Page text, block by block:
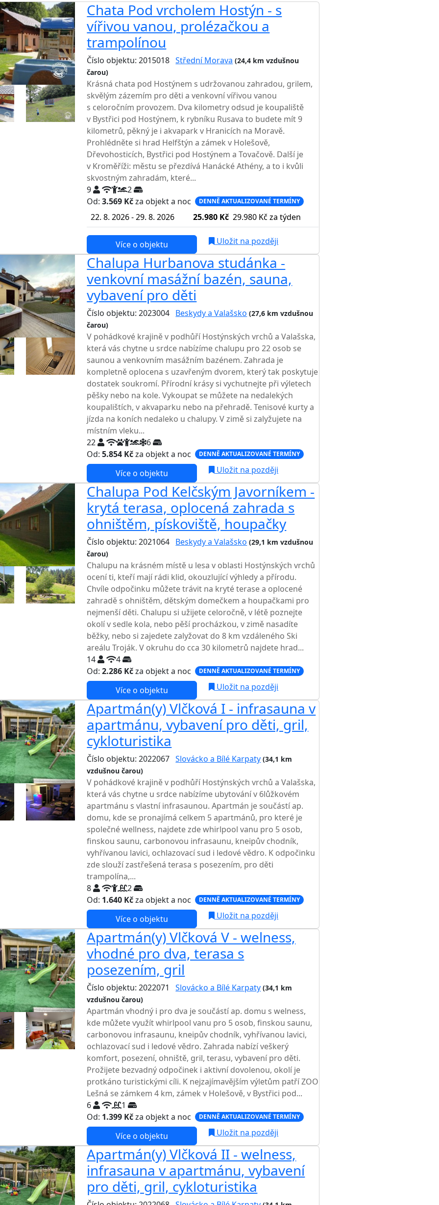
Chata Pod vrcholem Hostýn - s
vířivou vanou, prolézačkou a
trampolínou
Číslo objektu: 2015018 Střední Morava (24,4 km vzdušnou
čarou)
Krásná chata pod Hostýnem s udržovanou zahradou, grilem,
skvělým zázemím pro děti a venkovní vířivou vanou
s celoročním provozem. Dva kilometry odsud je koupaliště
v Bystřici pod Hostýnem, k rybníku Rusava to budete mít 9
kilometrů, pěkný je i akvapark v Hranicích na Moravě.
Prohlédněte si hrad Helfštýn a zámek v Holešově,
Dřevohosticích, Bystřici pod Hostýnem a Tovačově. Další je
v Kroměříži: městu se přezdívá Hanácké Athény, a to i kvůli
skvostným zahradám, které...
9
2
Od:3.569 Kčza objekt a noc DENNĚ AKTUALIZOVANÉ TERMÍNY
22. 8. 2026 - 29. 8. 2026 25.980 Kč 29.980 Kč za týden
Více o objektu Uložit na později
Chalupa Hurbanova studánka -
venkovní masážní bazén, sauna,
vybavení pro děti
Číslo objektu: 2023004 Beskydy a Valašsko (27,6 km vzdušnou
čarou)
V pohádkové krajině v podhůří Hostýnských vrchů a Valašska,
která vás chytne u srdce nabízíme chalupu pro 22 osob se
saunou a venkovním masážním bazénem. Zahrada je
kompletně oplocena s uzavřeným dvorem, který tak poskytuje
dostatek soukromí. Přírodní krásy si vychutnejte při výletech
pěšky nebo na kole. Vykoupat se můžete na nedalekých
koupalištích, v akvaparku nebo na přehradě. Tenisové kurty a
jízda na koních nedaleko u chalupy. V zimě si zalyžujete na
místním vleku...
22
6
Od:5.854 Kčza objekt a noc DENNĚ AKTUALIZOVANÉ TERMÍNY
Více o objektu Uložit na později
Chalupa Pod Kelčským Javorníkem -
krytá terasa, oplocená zahrada s
ohništěm, pískoviště, houpačky
Číslo objektu: 2021064 Beskydy a Valašsko (29,1 km vzdušnou
čarou)
Chalupu na krásném místě u lesa v oblasti Hostýnských vrchů
ocení ti, kteří mají rádi klid, okouzlující výhledy a přírodu.
Chvíle odpočinku můžete trávit na kryté terase a oplocené
zahradě s ohništěm, dětským domečkem a houpačkami pro
nejmenší děti. Chalupu si užijete celoročně, v létě poznejte
okolí v sedle kola, nebo pěší procházkou, v zimě nasadíte
běžky, nebo si zajedete zalyžovat do 8 km vzdáleného Ski
areálu Troják. V okruhu do cca 30 kilometrů najdete hrad...
14
4
Od:2.286 Kčza objekt a noc DENNĚ AKTUALIZOVANÉ TERMÍNY
Více o objektu Uložit na později
Apartmán(y) Vlčková I - infrasauna v
apartmánu, vybavení pro děti, gril,
cykloturistika
Číslo objektu: 2022067 Slovácko a Bílé Karpaty (34,1 km
vzdušnou čarou)
V pohádkové krajině v podhůří Hostýnských vrchů a Valašska,
která vás chytne u srdce nabízíme ubytování v 6lůžkovém
apartmánu s vlastní infrasaunou. Apartmán je součástí ap.
domu, kde se pronajímá celkem 5 apartmánů, pro které je
společné wellness, najdete zde whirlpool vanu pro 5 osob,
finskou saunu, carbonovou infrasaunu, kneipův chodník,
vyhřívanou lavici, ochlazovací sud i ledové vědro. K odpočinku
zde slouží zastřešená terasa s posezením, pro děti
trampolína,...
8
2
Od: 1.640 Kčza objekt a noc DENNĚ AKTUALIZOVANÉ TERMÍNY
Více o objektu Uložit na později
Apartmán(y) Vlčková V - welness,
vhodné pro dva, terasa s
posezením, gril
Číslo objektu: 2022071 Slovácko a Bílé Karpaty (34,1 km
vzdušnou čarou)
Apartmán vhodný i pro dva je součástí ap. domu s welness,
kde můžete využít whirlpool vanu pro 5 osob, finskou saunu,
carbonovou infrasaunu, kneipův chodník, vyhřívanou lavici,
ochlazovací sud i ledové vědro. Zahrada nabízí veškerý
komfort, posezení, ohniště, gril, terasu, vybavení pro děti.
Prožijete bezvadný odpočinek i aktivní dovolenou, okolí je
protkáno turistickými cíli. K nejzajímavějším výletům patří ZOO
Lešná se zámkem 4 km, zámek v Holešově, v Bystřici pod...
6
1
Od: 1.399 Kčza objekt a noc DENNĚ AKTUALIZOVANÉ TERMÍNY
Více o objektu Uložit na později
Apartmán(y) Vlčková II - welness,
infrasauna v apartmánu, vybavení
pro děti, gril, cykloturistika